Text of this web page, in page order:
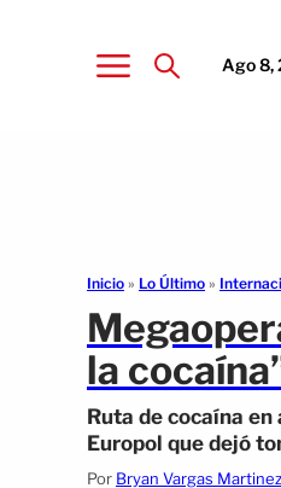
Ago 8,
Inicio » Lo Último »
la
Ruta de cocaína
Europol que dejó
Por Bryan Vargas Martinez